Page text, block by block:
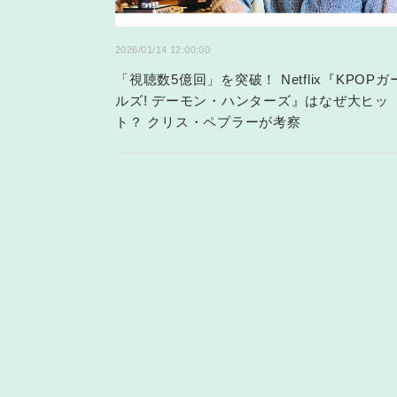
2026/01/14 12:00:00
「視聴数5億回」を突破！ Netflix『KPOPガ
ルズ! デーモン・ハンターズ』はなぜ大ヒッ
ト？ クリス・ペプラーが考察